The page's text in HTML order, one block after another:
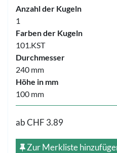
Anzahl der Kugeln
1
Farben der Kugeln
101.KST
Durchmesser
240 mm
Höhe in mm
100 mm
abCHF 3.89
Zur Merkliste